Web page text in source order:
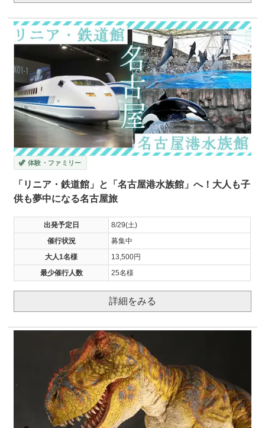
🦖 体験・ファミリー
「リニア・鉄道館」と「名古屋港水族館」へ！大人も子
供も夢中になる名古屋旅
出発予定日
8/29(土)
催行状況
募集中
大人1名様
13,500円
最少催行人数
25名様
詳細をみる